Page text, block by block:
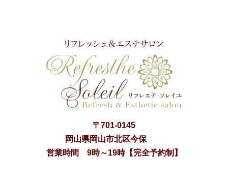
〒 701-0145
岡山県岡山市北区今保
営業時間 9時～19時【完全予約制】